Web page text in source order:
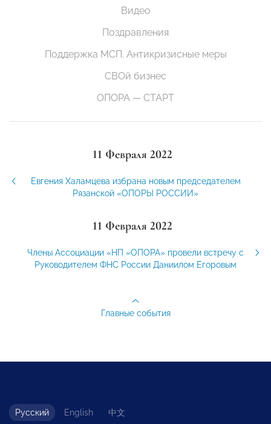
Видео
Поздравления
Поддержка МСП. Антикризисные меры
СВОй бизнес
ОПОРА — СТАРТ
11 Февраля 2022
Евгения Халамцева избрана новым председателем
Рязанской «ОПОРЫ РОССИИ»
11 Февраля 2022
Члены Ассоциации «НП «ОПОРА» провели встречу с
Руководителем ФНС России Даниилом Егоровым
Главные события
Русский English 中文